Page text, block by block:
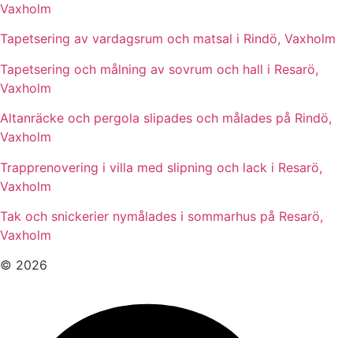
Vaxholm
Tapetsering av vardagsrum och matsal i Rindö, Vaxholm
Tapetsering och målning av sovrum och hall i Resarö,
Vaxholm
Altanräcke och pergola slipades och målades på Rindö,
Vaxholm
Trapprenovering i villa med slipning och lack i Resarö,
Vaxholm
Tak och snickerier nymålades i sommarhus på Resarö,
Vaxholm
© 2026